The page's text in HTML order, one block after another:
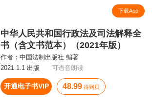
下载App
中华人民共和国行政法及司法解释全
书（含文书范本）（2021年版）
作者： 中国法制出版社 编著
2021.1.1 出版
可语音朗读
开通电子书VIP 48.99 得到贝